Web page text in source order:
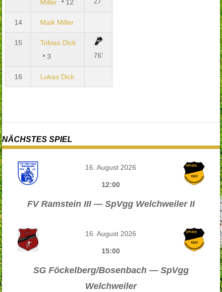
Miller
12
14 Maik Miller
15
Tobias Dick
3
76'
16 Lukas Dick
NÄCHSTES SPIEL
16. August 2026
12:00
FV Ramstein III — SpVgg Welchweiler II
16. August 2026
15:00
SG Föckelberg/Bosenbach — SpVgg
Welchweiler